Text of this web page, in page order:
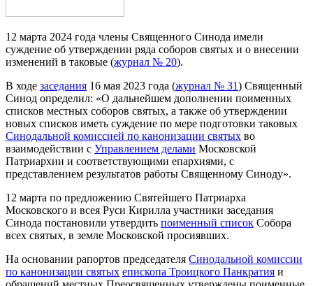
12 марта 2024 года члены Священного Синода имели
суждение об утверждении ряда соборов святых и о внесении
изменений в таковые (журнал № 20).
В ходе заседания 16 мая 2023 года (журнал № 31) Священный
Синод определил: «О дальнейшем дополнении поименных
списков местных соборов святых, а также об утверждении
новых списков иметь суждение по мере подготовки таковых
Синодальной комиссией по канонизации святых во
взаимодействии с Управлением делами Московской
Патриархии и соответствующими епархиями, с
представлением результатов работы Священному Синоду».
12 марта по предложению Святейшего Патриарха
Московского и всея Руси Кирилла участники заседания
Синода постановили утвердить поименный список Собора
всех святых, в земле Московской просиявших.
На основании рапортов председателя Синодальной комиссии
по канонизации святых епископа Троицкого Панкратия и